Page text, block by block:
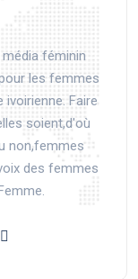
féminin
les femmes
Faire
soient,d'où
non,femmes
des femmes